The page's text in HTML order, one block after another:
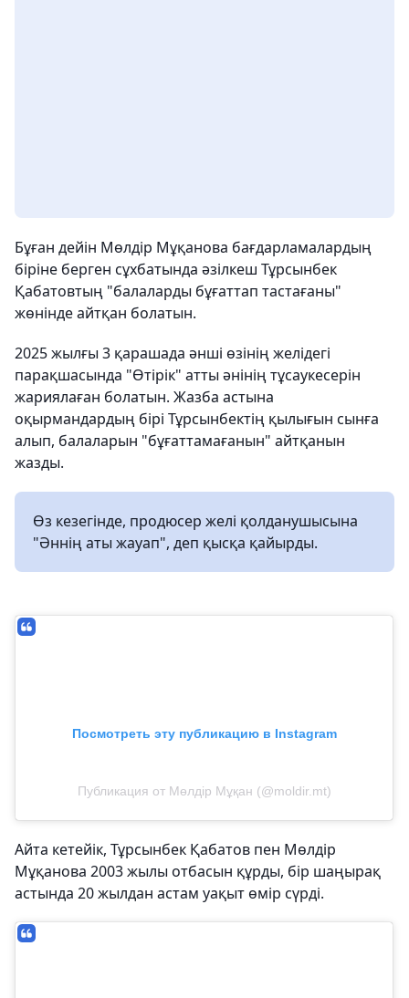
Бұған дейін Мөлдір Мұқанова бағдарламалардың
біріне берген сұхбатында әзілкеш Тұрсынбек
Қабатовтың "балаларды бұғаттап тастағаны"
жөнінде айтқан болатын.
2025 жылғы 3 қарашада әнші өзінің желідегі
парақшасында "Өтірік" атты әнінің тұсаукесерін
жариялаған болатын. Жазба астына
оқырмандардың бірі Тұрсынбектің қылығын сынға
алып, балаларын "бұғаттамағанын" айтқанын
жазды.
Өз кезегінде, продюсер желі қолданушысына
"Әннің аты жауап", деп қысқа қайырды.
Посмотреть эту публикацию в Instagram
Публикация от Мөлдір Мұқан (@moldir.mt)
Айта кетейік, Тұрсынбек Қабатов пен Мөлдір
Мұқанова 2003 жылы отбасын құрды, бір шаңырақ
астында 20 жылдан астам уақыт өмір сүрді.